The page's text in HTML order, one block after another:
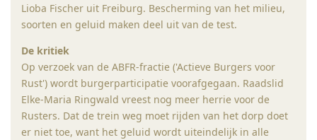
Lioba Fischer uit Freiburg. Bescherming van het milieu,
soorten en geluid maken deel uit van de test.
De kritiek
Op verzoek van de ABFR-fractie ('Actieve Burgers voor
Rust') wordt burgerparticipatie voorafgegaan. Raadslid
Elke-Maria Ringwald vreest nog meer herrie voor de
Rusters. Dat de trein weg moet rijden van het dorp doet
er niet toe, want het geluid wordt uiteindelijk in alle